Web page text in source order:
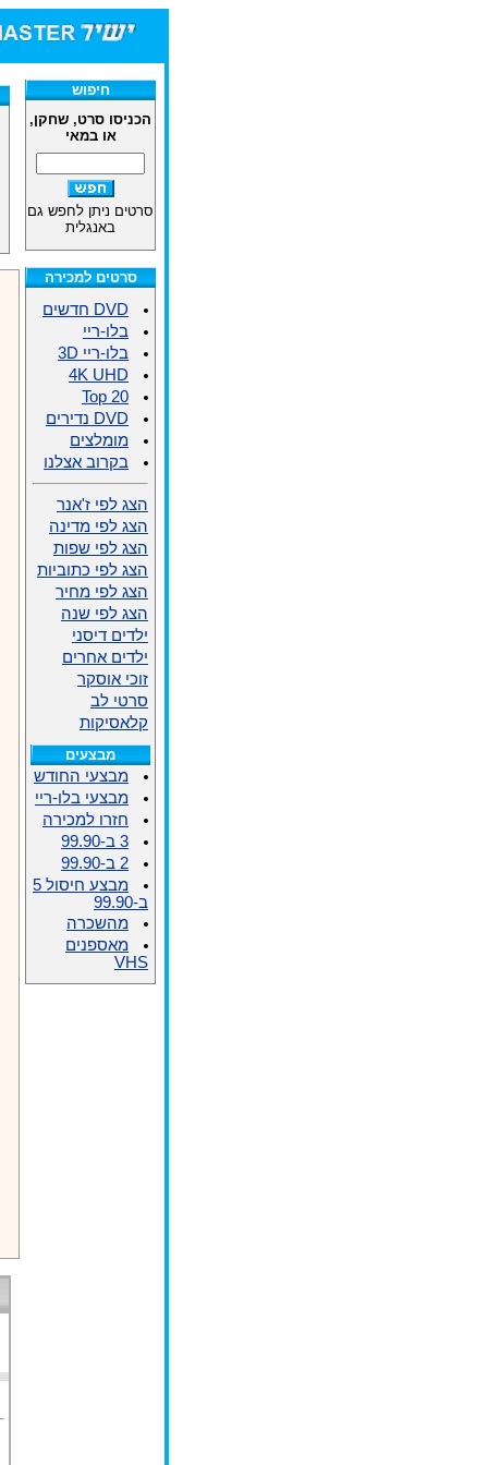
חיפוש
הכניסו סרט, שחקן,
או במאי
סרטים ניתן לחפש גם
באנגלית
סרטים למכירה
DVD חדשים
בלו-ריי
בלו-ריי 3D
4K UHD
Top 20
DVD נדירים
מומלצים
בקרוב אצלנו
הצג לפי ז'אנר
הצג לפי מדינה
הצג לפי שפות
הצג לפי כתוביות
הצג לפי מחיר
הצג לפי שנה
ילדים דיסני
ילדים אחרים
זוכי אוסקר
סרטי לב
קלאסיקות
מבצעים
מבצעי החודש
מבצעי בלו-ריי
חזרו למכירה
3 ב-99.90
2 ב-99.90
מבצע חיסול 5
ב-99.90
מהשכרה
מאספנים
VHS